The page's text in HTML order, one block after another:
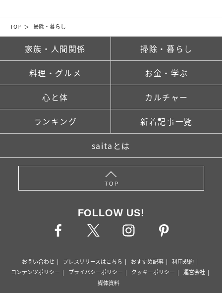
TOP 掃除・暮らし
家族・人間関係 掃除・暮らし
料理・グルメ お金・学ぶ
心と体 カルチャー
ランキング 新着記事一覧
saitaとは
TOP
FOLLOW US!
お問い合わせ プレスリリースはこちら おすすめ記事
利用規約
コンテンツポリシー
プライバシーポリシー クッキーポリシー
運営会社
媒体資料